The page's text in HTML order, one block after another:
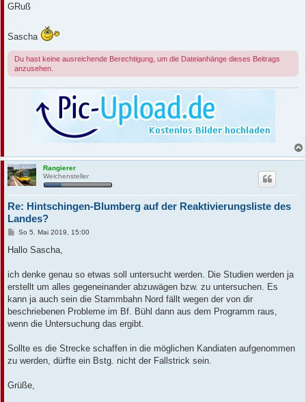
GRuß
Sascha
Du hast keine ausreichende Berechtigung, um die Dateianhänge dieses Beitrags
anzusehen.
Rangierer
Weichensteller
Re: Hintschingen-Blumberg auf der Reaktivierungsliste des
Landes?
B
i
a
So 5. Mai 2019, 15:00
Hallo Sascha,
ich denke genau so etwas soll untersucht werden. Die Studien werden ja
erstellt um alles gegeneinander abzuwägen bzw. zu untersuchen. Es
kann ja auch sein die Stammbahn Nord fällt wegen der von dir
beschriebenen Probleme im Bf. Bühl dann aus dem Programm raus,
wenn die Untersuchung das ergibt.
Sollte es die Strecke schaffen in die möglichen Kandiaten aufgenommen
zu werden, dürfte ein Bstg. nicht der Fallstrick sein.
Grüße,